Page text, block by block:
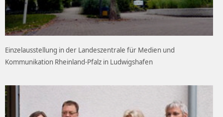
Einzelausstellung in der Landeszentrale für Medien und
Kommunikation Rheinland-Pfalz in Ludwigshafen